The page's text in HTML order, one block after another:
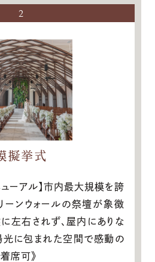
2
擬挙式
ーアル】市内最大規模を誇
ーンウォールの祭壇が象徴
左右されず、屋内にありな
光に包まれた空間で感動の
席可》